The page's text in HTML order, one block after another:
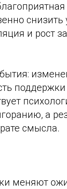
снизить
и рост
а
смысла.
меняют